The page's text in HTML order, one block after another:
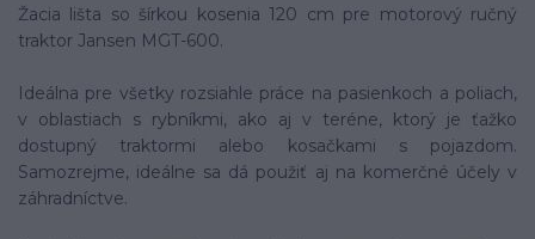
Žacia lišta so šírkou kosenia 120 cm pre motorový ručný
traktor Jansen MGT-600.
Ideálna pre všetky rozsiahle práce na pasienkoch a poliach,
v oblastiach s rybníkmi, ako aj v teréne, ktorý je ťažko
dostupný traktormi alebo kosačkami s pojazdom.
Samozrejme, ideálne sa dá použiť aj na komerčné účely v
záhradníctve.